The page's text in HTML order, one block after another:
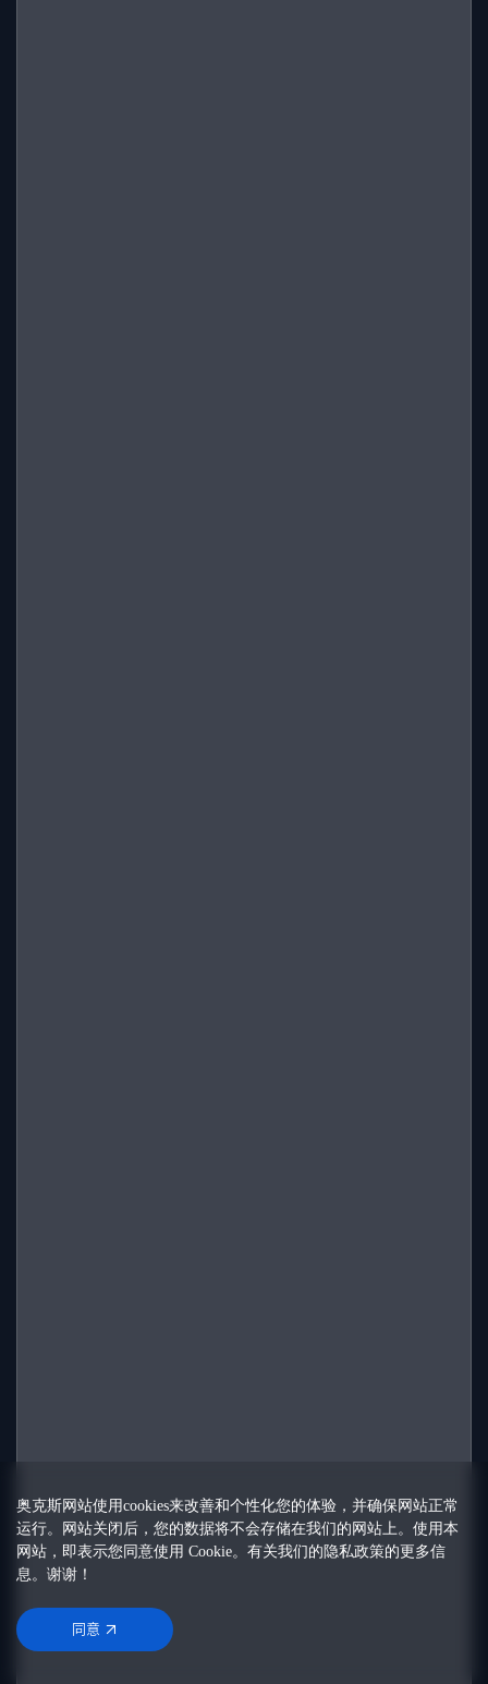
奥克斯网站使用cookies来改善和个性化您的体验，并确保网站正常
运行。网站关闭后，您的数据将不会存储在我们的网站上。使用本
网站，即表示您同意使用 Cookie。有关我们的 隐私政策的更多信
息。谢谢！
同意